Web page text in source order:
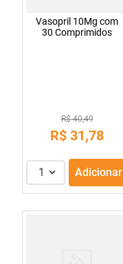
Vasopril 10Mg com
30 Comprimidos
R$ 40,49
R$ 31,78
1 Adicionar